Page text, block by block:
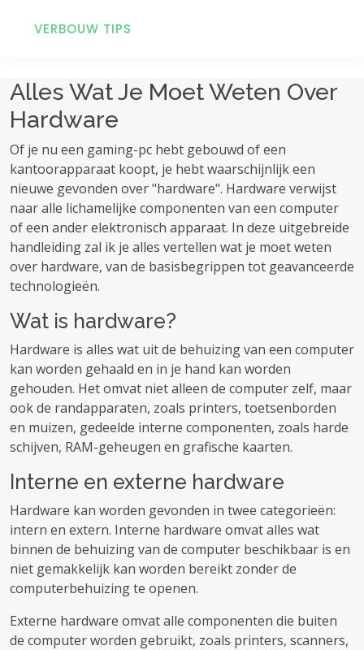
VERBOUW TIPS
Alles Wat Je Moet Weten Over
Hardware
Of je nu een gaming-pc hebt gebouwd of een
kantoorapparaat koopt, je hebt waarschijnlijk een
nieuwe gevonden over "hardware". Hardware verwijst
naar alle lichamelijke componenten van een computer
of een ander elektronisch apparaat. In deze uitgebreide
handleiding zal ik je alles vertellen wat je moet weten
over hardware, van de basisbegrippen tot geavanceerde
technologieën.
Wat is hardware?
Hardware is alles wat uit de behuizing van een computer
kan worden gehaald en in je hand kan worden
gehouden. Het omvat niet alleen de computer zelf, maar
ook de randapparaten, zoals printers, toetsenborden
en muizen, gedeelde interne componenten, zoals harde
schijven, RAM-geheugen en grafische kaarten.
Interne en externe hardware
Hardware kan worden gevonden in twee categorieën:
intern en extern. Interne hardware omvat alles wat
binnen de behuizing van de computer beschikbaar is en
niet gemakkelijk kan worden bereikt zonder de
computerbehuizing te openen.
Externe hardware omvat alle componenten die buiten
de computer worden gebruikt, zoals printers, scanners,